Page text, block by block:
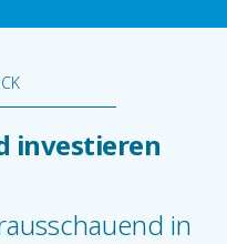
investieren
in